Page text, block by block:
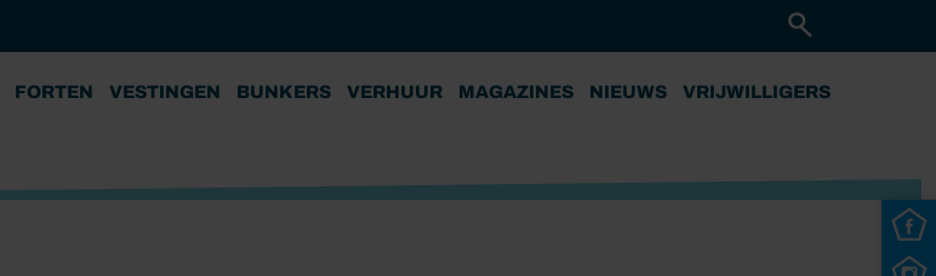
FORTEN VESTINGEN BUNKERS VERHUUR MAGAZINES NIEUWS VRIJWILLIGERS